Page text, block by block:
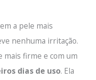
a pele mais
nenhuma irritação.
mais firme e com um
dias de uso. Ela